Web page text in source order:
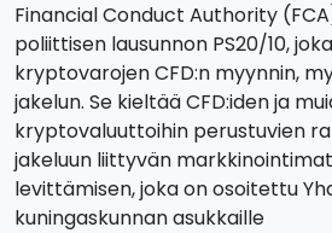
Financial Conduct Authority
poliittisen lausunnon PS20/10,
kryptovarojen CFD:n myynnin,
jakelun. Se kieltää CFD:iden ja
kryptovaluuttoihin perustuvien
jakeluun liittyvän
levittämisen, joka on osoitettu
kuningaskunnan asukkaille